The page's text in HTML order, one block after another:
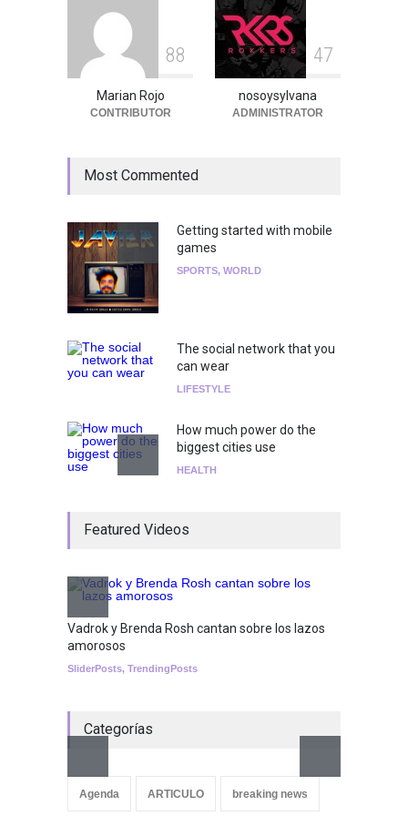
88
Marian Rojo
CONTRIBUTOR
47
nosoysylvana
ADMINISTRATOR
Most Commented
Getting started with mobile
games
SPORTS, WORLD
The social network that you
can wear
LIFESTYLE
How much power do the
biggest cities use
HEALTH
el show de Richie O'Farrill
becoming a reality
Featured Videos
Vadrok y Brenda Rosh cantan sobre los lazos
amorosos
SliderPosts, TrendingPosts
Categorías
Agenda ARTICULO breaking news